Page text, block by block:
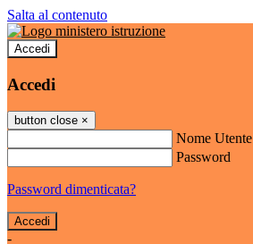
Salta al contenuto
Accedi
Accedi
button close ×
Nome Utente
Password
Password dimenticata?
-